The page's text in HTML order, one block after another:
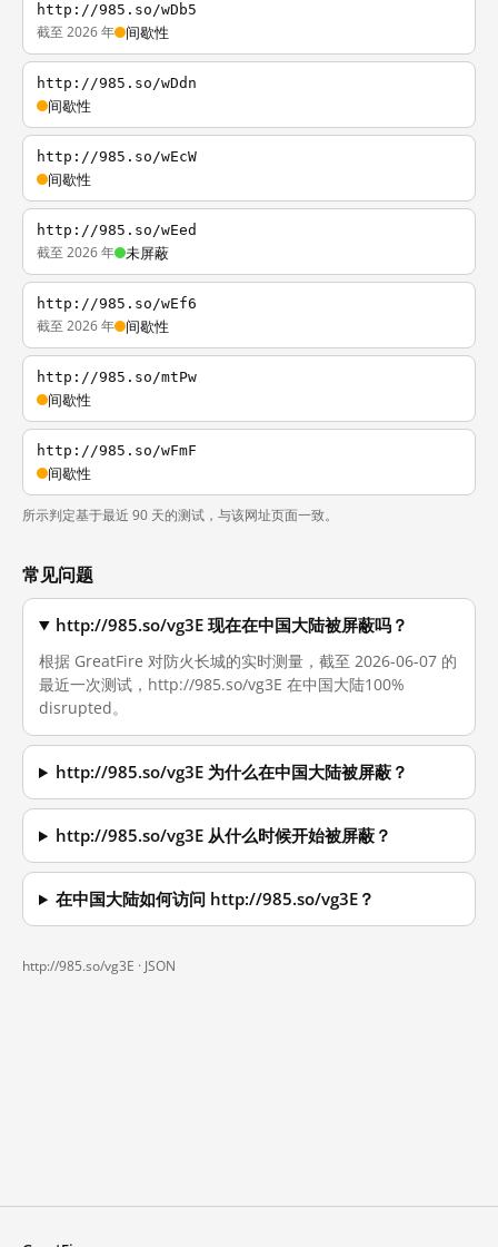
http://985.so/wDb5
截至 2026 年 间歇性
http://985.so/wDdn
间歇性
http://985.so/wEcW
间歇性
http://985.so/wEed
截至 2026 年 未屏蔽
http://985.so/wEf6
截至 2026 年 间歇性
http://985.so/mtPw
间歇性
http://985.so/wFmF
间歇性
所示判定基于最近 90 天的测试，与该网址页面一致。
常见问题
http://985.so/vg3E 现在在中国大陆被屏蔽吗？
根据 GreatFire 对防火长城的实时测量，截至 2026-06-07 的
最近一次测试，http://985.so/vg3E 在中国大陆100%
disrupted。
http://985.so/vg3E 为什么在中国大陆被屏蔽？
http://985.so/vg3E 从什么时候开始被屏蔽？
在中国大陆如何访问 http://985.so/vg3E？
http://985.so/vg3E · JSON